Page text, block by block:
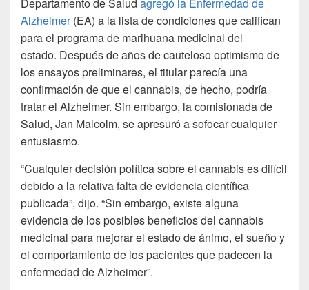
Alzheimer(EA) a la lista de condiciones que califican
para el programa de marihuana medicinal del
estado. Después de años de cauteloso optimismo de
los ensayos preliminares, el titular parecía una
confirmación de que el cannabis, de hecho, podría
tratar el Alzheimer. Sin embargo, la comisionada de
Salud, Jan Malcolm, se apresuró a sofocar cualquier
entusiasmo.
“Cualquier decisión política sobre el cannabis es difícil
debido a la relativa falta de evidencia científica
publicada”, dijo. “Sin embargo, existe alguna
evidencia de los posibles beneficios del cannabis
medicinal para mejorar el estado de ánimo, el sueño y
el comportamiento de los pacientes que padecen la
enfermedad de Alzheimer”.